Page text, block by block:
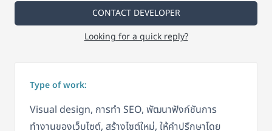
CONTACT DEVELOPER
Looking for a quick reply?
Type of work:
Visual design, การทำ SEO, พัฒนาฟังก์ชันการ
ทำงานของเว็บไซต์, สร้างไซต์ใหม่, ให้คำปรึกษาโดย